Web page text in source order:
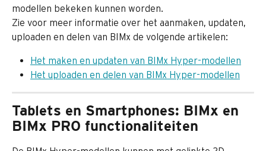
modellen bekeken kunnen worden.
Zie voor meer informatie over het aanmaken, updaten,
uploaden en delen van BIMx de volgende artikelen:
Het maken en updaten van BIMx Hyper-modellen
Het uploaden en delen van BIMx Hyper-modellen
Tablets en Smartphones: BIMx en
BIMx PRO functionaliteiten